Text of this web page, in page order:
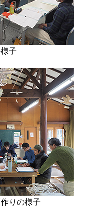
子
りの様子